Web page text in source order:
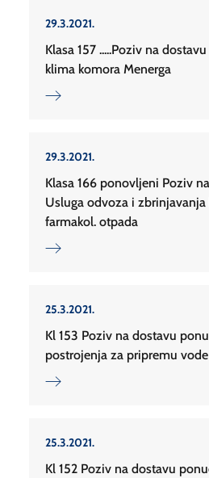
29.3.2021.
Klasa 157 .....Poziv na
klima komora Menerga
29.3.2021.
Klasa 166 ponovljeni Poziv
Usluga odvoza i zbrinjavanja
farmakol. otpada
25.3.2021.
Kl 153 Poziv na dostavu
postrojenja za pripremu vode
25.3.2021.
Kl 152 Poziv na dostavu